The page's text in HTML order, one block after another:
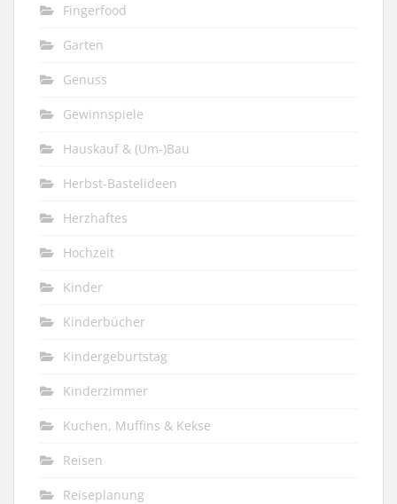
Fingerfood
Garten
Genuss
Gewinnspiele
Hauskauf & (Um-)Bau
Herbst-Bastelideen
Herzhaftes
Hochzeit
Kinder
Kinderbücher
Kindergeburtstag
Kinderzimmer
Kuchen, Muffins & Kekse
Reisen
Reiseplanung